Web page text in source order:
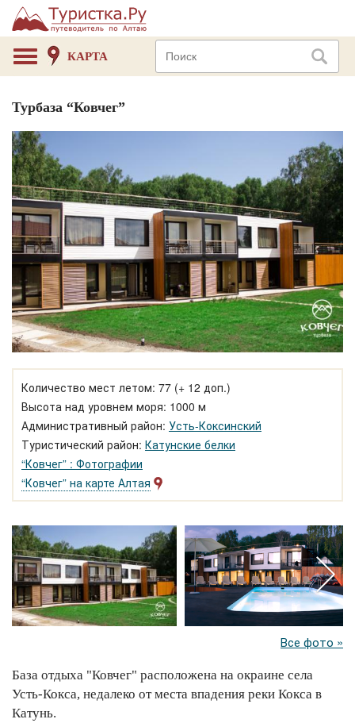
КАРТА
Турбаза “Ковчег”
Количество мест летом: 77 (+ 12 доп.)
Высота над уровнем моря: 1000 м
Административный район: Усть-Коксинский
Туристический район: Катунские белки
“Ковчег” : Фотографии
“Ковчег” на карте Алтая
Все фото »
База отдыха "Ковчег" расположена на окраине села
Усть-Кокса, недалеко от места впадения реки Кокса в
Катунь.